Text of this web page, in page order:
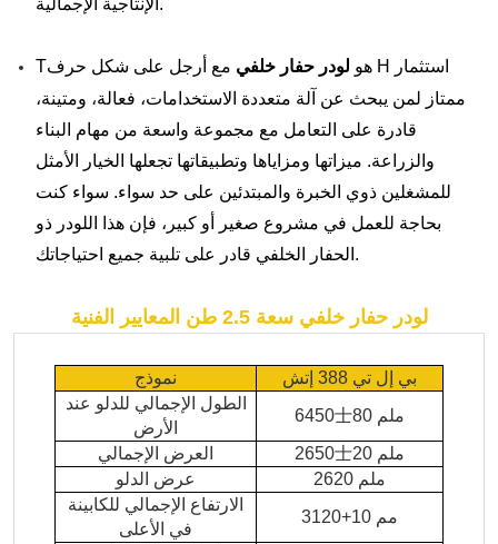
الإنتاجية الإجمالية.
T هو لودر حفار خلفي مع أرجل على شكل حرف H
ممتاز لمن يبحث عن آلة متعددة الاستخدامات، فعالة، ومتينة،
قادرة على التعامل مع مجموعة واسعة من مهام البناء
والزراعة. ميزاتها ومزاياها وتطبيقاتها تجعلها الخيار الأمثل
للمشغلين ذوي الخبرة والمبتدئين على حد سواء. سواء كنت
بحاجة للعمل في مشروع صغير أو كبير، فإن هذا اللودر ذو
الحفار الخلفي قادر على تلبية جميع احتياجاتك.
لودر حفار خلفي سعة 2.5 طن المعايير الفنية
نموذج
بي إل تي 388 إتش
الطول الإجمالي للدلو عند
الأرض
6450士
80 ملم
العرض الإجمالي
2650士
20 ملم
عرض الدلو
2620 ملم
الارتفاع الإجمالي للكابينة
في الأعلى
3120+10 مم